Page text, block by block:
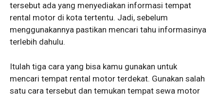
tersebut ada yang menyediakan informasi tempat
rental motor di kota tertentu. Jadi, sebelum
menggunakannya pastikan mencari tahu informasinya
terlebih dahulu.
Itulah tiga cara yang bisa kamu gunakan untuk
mencari tempat rental motor terdekat. Gunakan salah
satu cara tersebut dan temukan tempat sewa motor